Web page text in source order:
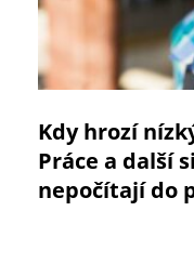
Kdy hrozí
Práce a další
nepočítají do